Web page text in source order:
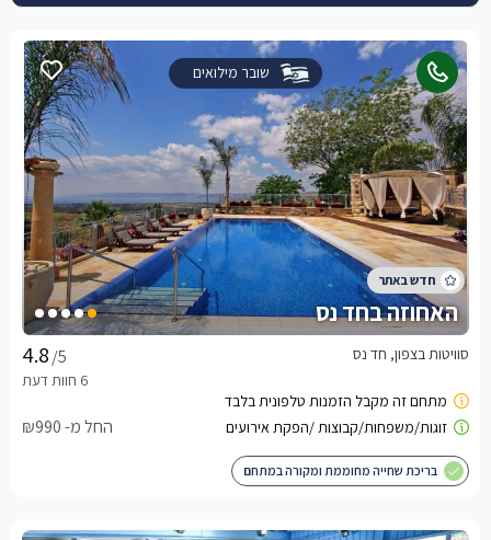
שובר מילואים
האחוזה בחד נס
/5 סוויטות בצפון, חד נס
החל מ- ₪990
בריכת שחייה מחוממת ומקורה במתחם